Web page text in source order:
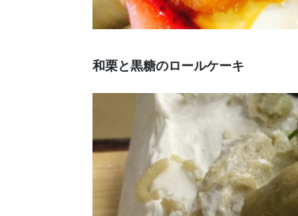
和栗と黒糖のロールケーキ